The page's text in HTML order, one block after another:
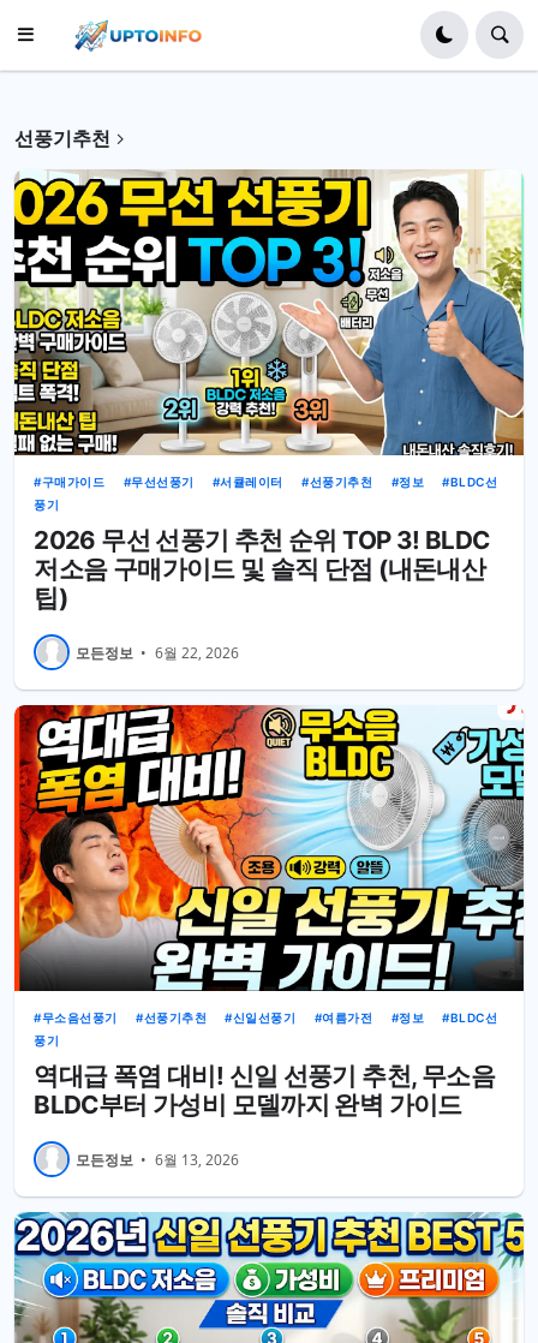
선풍기추천
구매가이드 무선선풍기 서큘레이터 선풍기추천 정보
BLDC선
풍기
2026 무선 선풍기 추천 순위 TOP 3! BLDC
저소음 구매가이드 및 솔직 단점 (내돈내산
팁)
모든정보 • 6월 22, 2026
무소음선풍기 선풍기추천 신일선풍기 여름가전 정보
BLDC선
풍기
역대급 폭염 대비! 신일 선풍기 추천, 무소음
BLDC부터 가성비 모델까지 완벽 가이드
모든정보 • 6월 13, 2026